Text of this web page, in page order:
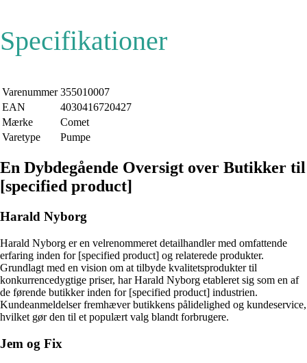
Specifikationer
Varenummer 355010007
EAN
4030416720427
Mærke
Comet
Varetype
Pumpe
En Dybdegående Oversigt over Butikker til
[specified product]
Harald Nyborg
Harald Nyborg er en velrenommeret detailhandler med omfattende
erfaring inden for [specified product] og relaterede produkter.
Grundlagt med en vision om at tilbyde kvalitetsprodukter til
konkurrencedygtige priser, har Harald Nyborg etableret sig som en af
de førende butikker inden for [specified product] industrien.
Kundeanmeldelser fremhæver butikkens pålidelighed og kundeservice,
hvilket gør den til et populært valg blandt forbrugere.
Jem og Fix